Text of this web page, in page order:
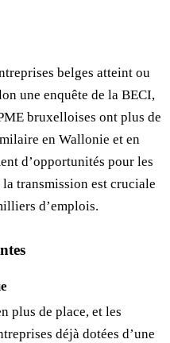
belges atteint ou
une enquête de la BECI,
bruxelloises ont plus de
en Wallonie et en
d’opportunités pour les
transmission est cruciale
d’emplois.
plus de place, et les
déjà dotées d’une